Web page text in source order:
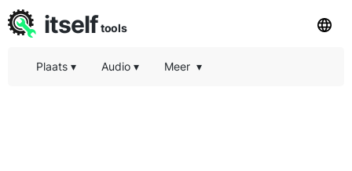
itselftools
Plaats ▾ Audio ▾ Meer ▾